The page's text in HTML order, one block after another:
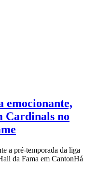
emocionante,
Cardinals no
a pré-temporada da liga
da Fama em CantonHá